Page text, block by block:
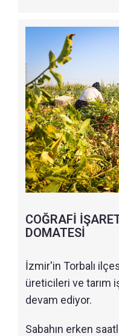
COĞRAFİ
DOMATESİ
İzmir'in Torbalı
üreticileri ve tarım
devam ediyor.
Sabahın erken